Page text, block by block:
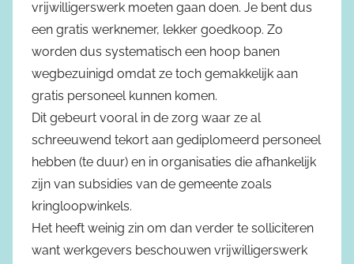
vrijwilligerswerk moeten gaan doen. Je bent dus
een gratis werknemer, lekker goedkoop. Zo
worden dus systematisch een hoop banen
wegbezuinigd omdat ze toch gemakkelijk aan
gratis personeel kunnen komen.
Dit gebeurt vooral in de zorg waar ze al
schreeuwend tekort aan gediplomeerd personeel
hebben (te duur) en in organisaties die afhankelijk
zijn van subsidies van de gemeente zoals
kringloopwinkels.
Het heeft weinig zin om dan verder te solliciteren
want werkgevers beschouwen vrijwilligerswerk